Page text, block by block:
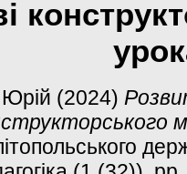
(2024)